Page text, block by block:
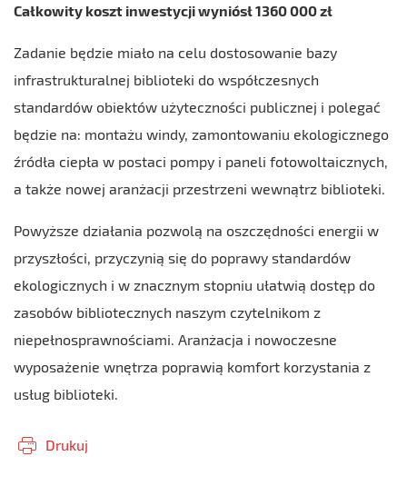
Całkowity koszt inwestycji wyniósł 1360 000 zł
Zadanie będzie miało na celu dostosowanie bazy
infrastrukturalnej biblioteki do współczesnych
standardów obiektów użyteczności publicznej i polegać
będzie na: montażu windy, zamontowaniu ekologicznego
źródła ciepła w postaci pompy i paneli fotowoltaicznych,
a także nowej aranżacji przestrzeni wewnątrz biblioteki.
Powyższe działania pozwolą na oszczędności energii w
przyszłości, przyczynią się do poprawy standardów
ekologicznych i w znacznym stopniu ułatwią dostęp do
zasobów bibliotecznych naszym czytelnikom z
niepełnosprawnościami. Aranżacja i nowoczesne
wyposażenie wnętrza poprawią komfort korzystania z
usług biblioteki.
Drukuj